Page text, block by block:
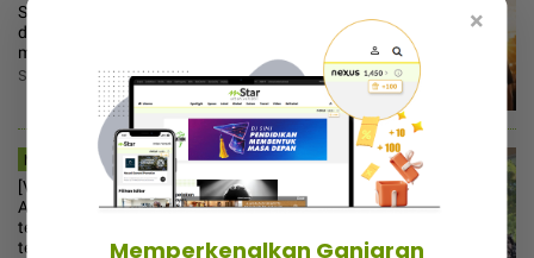
Shah cari Firdaus Wong… Tak tahan
difitnah kes kematian anjing Rocky,
minta bantuan peguam!
Sabtu, 8 Ogos 2026 5:30 PM
MSTAR | HIBURAN
[V] “Datuk M. Nasir hanya bergurau“ -
Aliff Aziz ulas gelaran aktor kedua
terkacak, rezeki pertama kali buat
teater
×
Memperkenalkan Ganjaran